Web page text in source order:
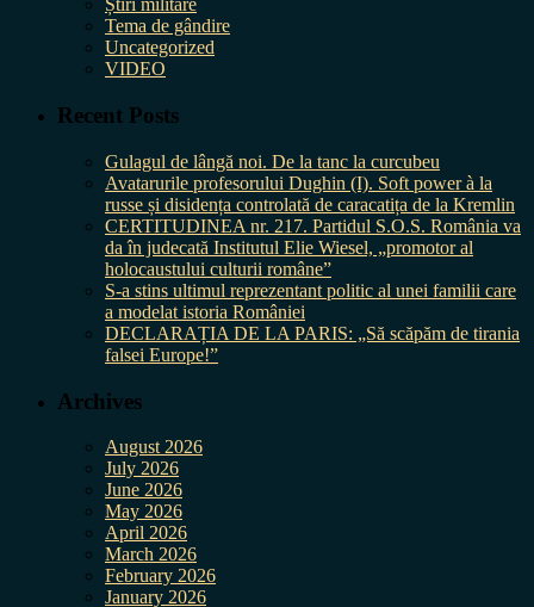
Știri militare
Tema de gândire
Uncategorized
VIDEO
Recent Posts
Gulagul de lângă noi. De la tanc la curcubeu
Avatarurile profesorului Dughin (I). Soft power à la
russe și disidența controlată de caracatița de la Kremlin
CERTITUDINEA nr. 217. Partidul S.O.S. România va
da în judecată Institutul Elie Wiesel, „promotor al
holocaustului culturii române”
S-a stins ultimul reprezentant politic al unei familii care
a modelat istoria României
DECLARAȚIA DE LA PARIS: „Să scăpăm de tirania
falsei Europe!”
Archives
August 2026
July 2026
June 2026
May 2026
April 2026
March 2026
February 2026
January 2026